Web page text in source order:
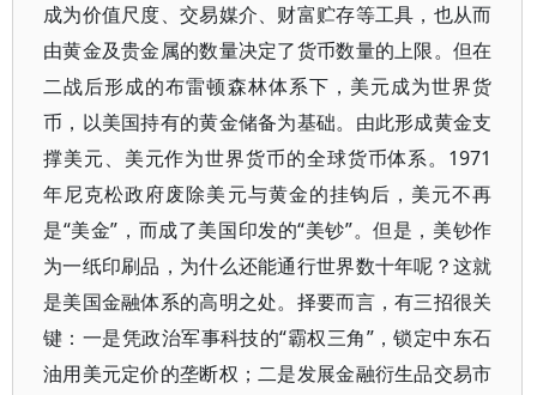
成为价值尺度、交易媒介、财富贮存等工具，也从而
由黄金及贵金属的数量决定了货币数量的上限。但在
二战后形成的布雷顿森林体系下，美元成为世界货
币，以美国持有的黄金储备为基础。由此形成黄金支
撑美元、美元作为世界货币的全球货币体系。1971
年尼克松政府废除美元与黄金的挂钩后，美元不再
是“美金”，而成了美国印发的“美钞”。但是，美钞作
为一纸印刷品，为什么还能通行世界数十年呢？这就
是美国金融体系的高明之处。择要而言，有三招很关
键：一是凭政治军事科技的“霸权三角”，锁定中东石
油用美元定价的垄断权；二是发展金融衍生品交易市